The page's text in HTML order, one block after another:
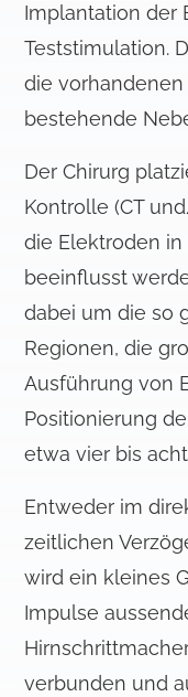
Implantation der
Teststimulation.
die
bestehende
Der Chirurg
Kontrolle (CT
die Elektroden in
beeinflusst
dabei um die so
Regionen, die
Ausführung von
Positionierung
etwa vier bis
Entweder im
zeitlichen
wird ein kleines
Impulse
verbunden und